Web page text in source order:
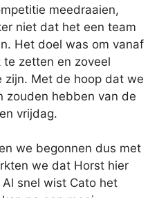
meedraaien,
niet dat het een team
Het doel was om vanaf
zetten en zoveel
zijn. Met de hoop dat we
zouden hebben van de
vrijdag.
we begonnen dus met
we dat Horst hier
snel wist Cato het